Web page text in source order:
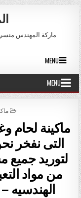
Skip to content
MENU
MENU
IN
ماكينة لحام
التى نفخر
لتوريد جميع
من مواد
الهندسيه –